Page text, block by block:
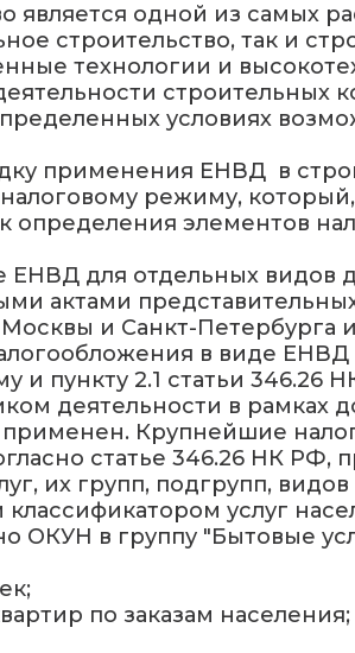
является одной из самых
строительство, так и
технологии и
условиях
применения ЕНВД в
режиму,
определения элементов
для отдельных видов
актами
и Санкт-
в виде
и пункту 2.1 статьи
деятельности в рамках
Крупнейшие
статье 346.26 НК РФ,
их групп, подгрупп,
услуг
ОКУН в группу "Бытовые
по заказам населения;